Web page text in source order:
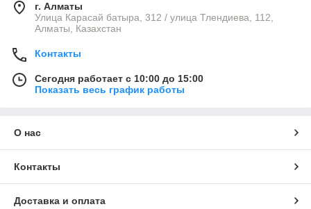
г. Алматы
Улица Карасай батыра, 312 / улица Тлендиева, 112,
Алматы, Казахстан
Контакты
Сегодня работает с 10:00 до 15:00
Показать весь график работы
О нас
Контакты
Доставка и оплата